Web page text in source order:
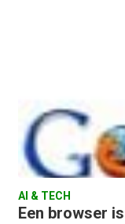
AI & TECH
Een browser